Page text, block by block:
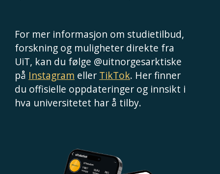
For mer informasjon om studietilbud,
forskning og muligheter direkte fra
UiT, kan du følge @uitnorgesarktiske
på Instagram eller TikTok. Her finner
du offisielle oppdateringer og innsikt i
hva universitetet har å tilby.